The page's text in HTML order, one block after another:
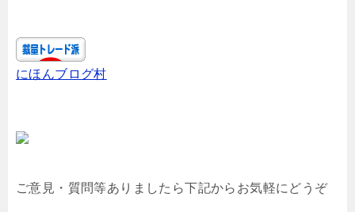
にほんブログ村
ご意見・質問等ありましたら下記からお気軽にどうぞ